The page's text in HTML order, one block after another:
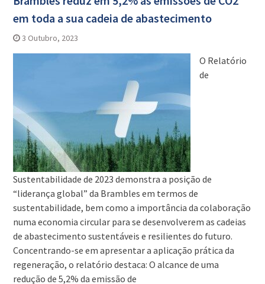
em toda a sua cadeia de abastecimento
3 Outubro, 2023
O Relatório
de
Sustentabilidade de 2023 demonstra a posição de
“liderança global” da Brambles em termos de
sustentabilidade, bem como a importância da colaboração
numa economia circular para se desenvolverem as cadeias
de abastecimento sustentáveis e resilientes do futuro.
Concentrando-se em apresentar a aplicação prática da
regeneração, o relatório destaca: O alcance de uma
redução de 5,2% da emissão de